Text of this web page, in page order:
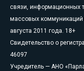
связи, информационных
массовых коммуникаций
августа 2011 года. 18+
Свидетельство о
46097
Учредитель — АНО